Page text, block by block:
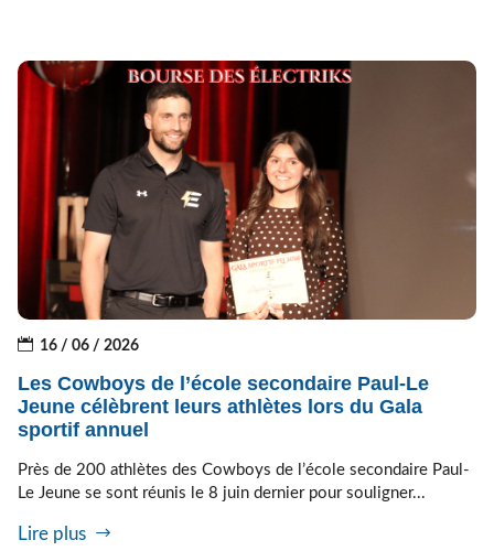
16 / 06 / 2026
Les Cowboys de l’école secondaire Paul-Le
Jeune célèbrent leurs athlètes lors du Gala
sportif annuel
Près de 200 athlètes des Cowboys de l’école secondaire Paul-
Le Jeune se sont réunis le 8 juin dernier pour souligner...
Lire plus